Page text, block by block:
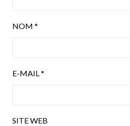
NOM *
E-MAIL*
SITE WEB